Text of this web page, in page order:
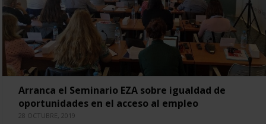
Arranca el Seminario EZA sobre igualdad de
oportunidades en el acceso al empleo
28 OCTUBRE, 2019